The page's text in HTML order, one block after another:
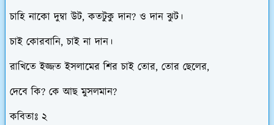
চাহি নাকো দুম্বা উট, কতটুকু দান? ও দান ঝুট।
চাই কোরবানি, চাই না দান।
রাখিতে ইজ্জত ইসলামের শির চাই তোর, তোর ছেলের,
দেবে কি? কে আছ মুসলমান?
কবিতাঃ ২